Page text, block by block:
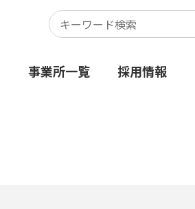
事業所一覧 採用情報